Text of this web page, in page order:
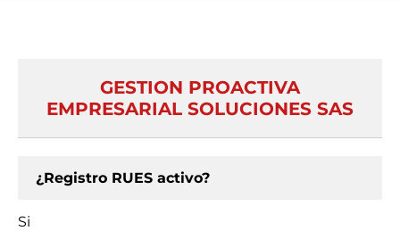
GESTION PROACTIVA
EMPRESARIAL SOLUCIONES SAS
¿Registro RUES activo?
Si